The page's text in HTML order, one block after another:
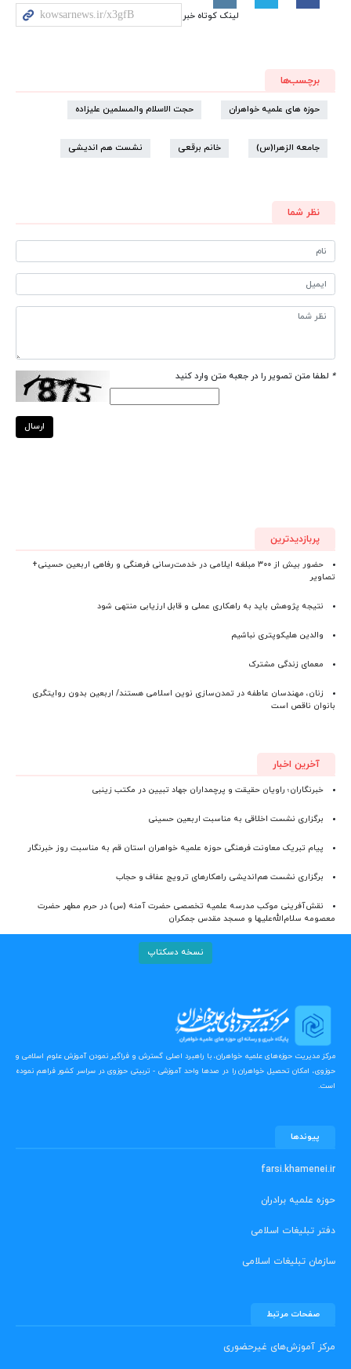
لینک کوتاه خبر
برچسب‌ها
حوزه های علمیه خواهران حجت الاسلام والمسلمین علیزاده
جامعه الزهرا(س) خانم برقعی نشست هم اندیشی
نظر شما
* لطفا متن تصویر را در جعبه متن وارد کنید
ارسال
پربازدیدترین
حضور بیش از ۳۰۰ مبلغه ایلامی در خدمت‌رسانی فرهنگی و رفاهی اربعین حسینی+
تصاویر
نتیجه پژوهش باید به راهکاری عملی و قابل ارزیابی منتهی شود
والدین هلیکوپتری نباشیم
معمای زندگی مشترک
زنان، مهندسان عاطفه در تمدن‌سازی نوین اسلامی هستند/ اربعین بدون روایتگری
بانوان ناقص است
آخرین اخبار
خبرنگاران؛ راویان حقیقت و پرچمداران جهاد تبیین در مکتب زینبی
برگزاری نشست اخلاقی به مناسبت اربعین حسینی
پیام تبریک معاونت فرهنگی حوزه علمیه خواهران استان قم به مناسبت روز خبرنگار
برگزاری نشست هم‌اندیشی راهکارهای ترویج عفاف و حجاب
نقش‌آفرینی موکب مدرسه علمیه تخصصی حضرت آمنه (س) در حرم مطهر حضرت
معصومه سلام‌الله‌علیها و مسجد مقدس جمکران
نسخه دسکتاپ
مرکز مدیریت حوزه‌های علمیه خواهران، با راهبرد اصلی گسترش و فراگیر نمودن آموزش علوم اسلامی و
حوزوی، امکان تحصیل خواهران را در صدها واحد آموزشی - تربیتی حوزوی در سراسر کشور فراهم نموده
است.
پیوندها
farsi.khamenei.ir
حوزه علمیه برادران
دفتر تبلیغات اسلامی
سازمان تبلیغات اسلامی
صفحات مرتبط
مرکز آموزش‌های غیرحضوری